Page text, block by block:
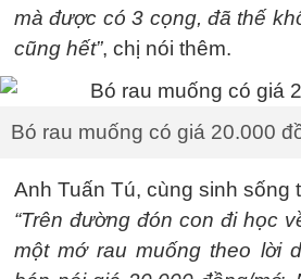
mà được có 3 cọng, đã thế
cũng hết”, chị nói thêm.
Bó rau muống có giá 20.000
Anh Tuấn Tú, cùng sinh sống
“Trên đường đón con đi học
một mớ rau muống theo lời